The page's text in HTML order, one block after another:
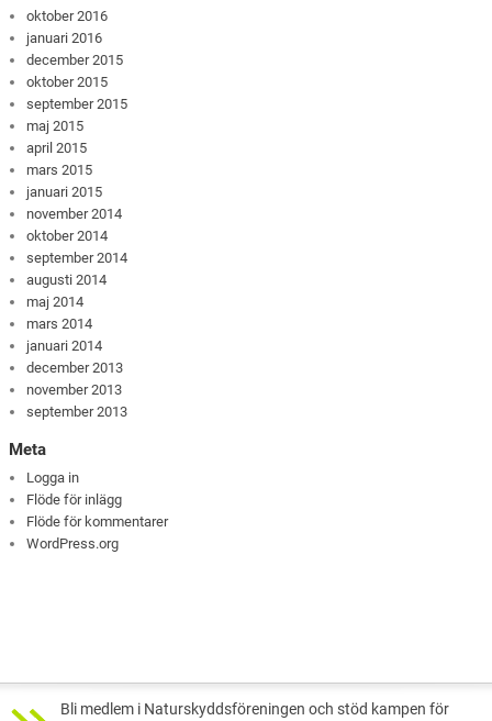
oktober 2016
januari 2016
december 2015
oktober 2015
september 2015
maj 2015
april 2015
mars 2015
januari 2015
november 2014
oktober 2014
september 2014
augusti 2014
maj 2014
mars 2014
januari 2014
december 2013
november 2013
september 2013
Meta
Logga in
Flöde för inlägg
Flöde för kommentarer
WordPress.org
Bli medlem i Naturskyddsföreningen och stöd kampen för